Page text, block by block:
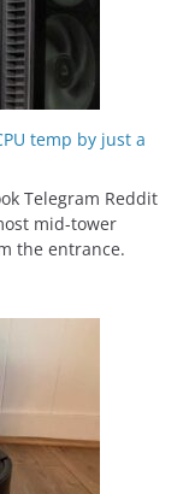
temp by just a
Telegram Reddit
mid-tower
the entrance.